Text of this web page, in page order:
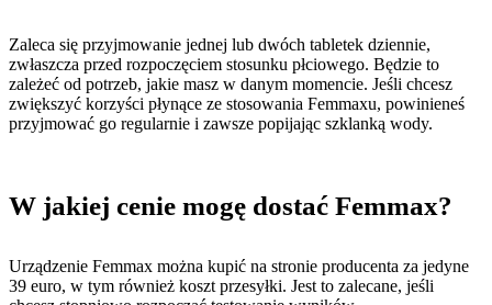
Zaleca się przyjmowanie jednej lub dwóch tabletek dziennie,
zwłaszcza przed rozpoczęciem stosunku płciowego. Będzie to
zależeć od potrzeb, jakie masz w danym momencie. Jeśli chcesz
zwiększyć korzyści płynące ze stosowania Femmaxu, powinieneś
przyjmować go regularnie i zawsze popijając szklanką wody.
W jakiej cenie mogę dostać Femmax?
Urządzenie Femmax można kupić na stronie producenta za jedyne
39 euro, w tym również koszt przesyłki. Jest to zalecane, jeśli